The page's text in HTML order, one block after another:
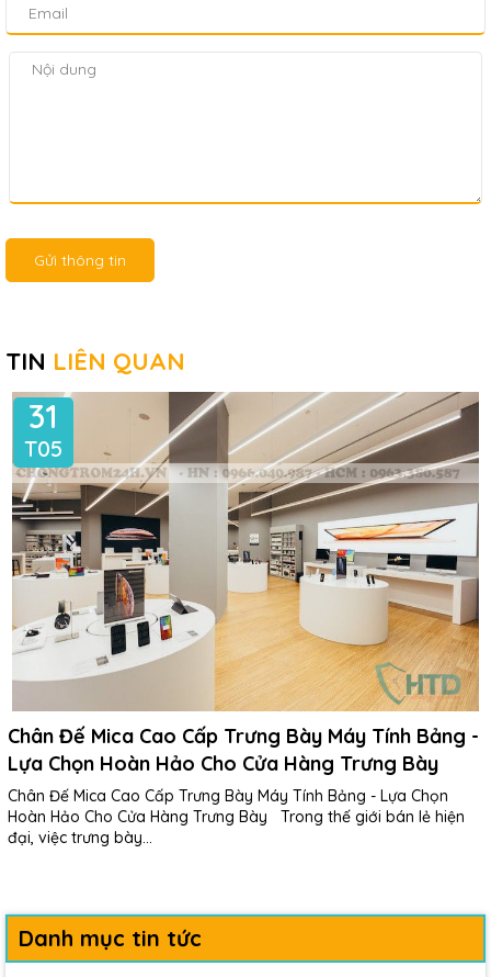
Gửi thông tin
TIN LIÊN QUAN
31
T05
Chân Đế Mica Cao Cấp Trưng Bày Máy Tính Bảng -
Lựa Chọn Hoàn Hảo Cho Cửa Hàng Trưng Bày
Chân Đế Mica Cao Cấp Trưng Bày Máy Tính Bảng - Lựa Chọn
Hoàn Hảo Cho Cửa Hàng Trưng Bày Trong thế giới bán lẻ hiện
đại, việc trưng bày...
Danh mục tin tức